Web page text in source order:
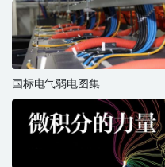
国标电气弱电图集